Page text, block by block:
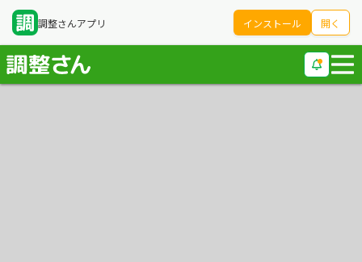
調整さんアプリ インストール 開く